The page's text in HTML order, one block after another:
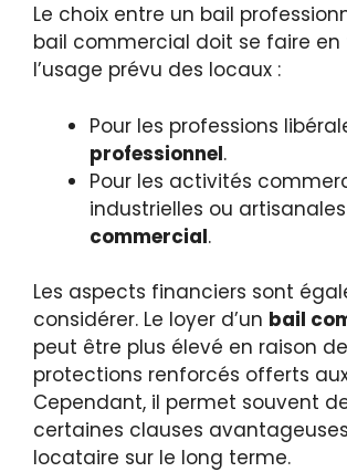
Le choix entre un bail
bail commercial doit se faire
l’usage prévu des locaux :
Pour les professions
professionnel.
Pour les activités
industrielles ou
commercial.
Les aspects financiers sont
considérer. Le loyer d’un bail
peut être plus élevé en raison
protections renforcés offerts
Cependant, il permet souvent
certaines clauses
locataire sur le long terme.